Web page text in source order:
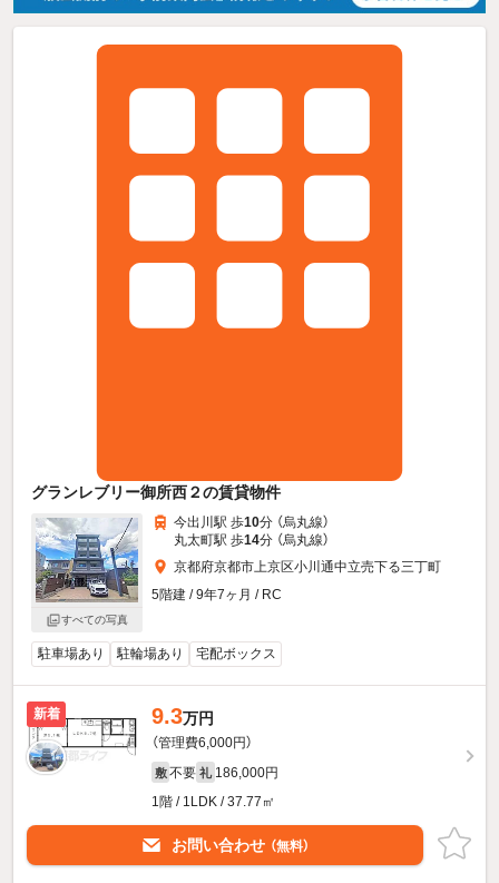
グランレブリー御所西２の賃貸物件
すべての写真
今出川駅 歩10分 （烏丸線）
丸太町駅 歩14分 （烏丸線）
京都府京都市上京区小川通中立売下る三丁町
5階建 / 9年7ヶ月 / RC
駐車場あり 駐輪場あり 宅配ボックス
新着 9.3万円
（管理費6,000円）
敷 不要 礼 186,000円
1階 / 1LDK / 37.77㎡
お問い合わせ （無料）